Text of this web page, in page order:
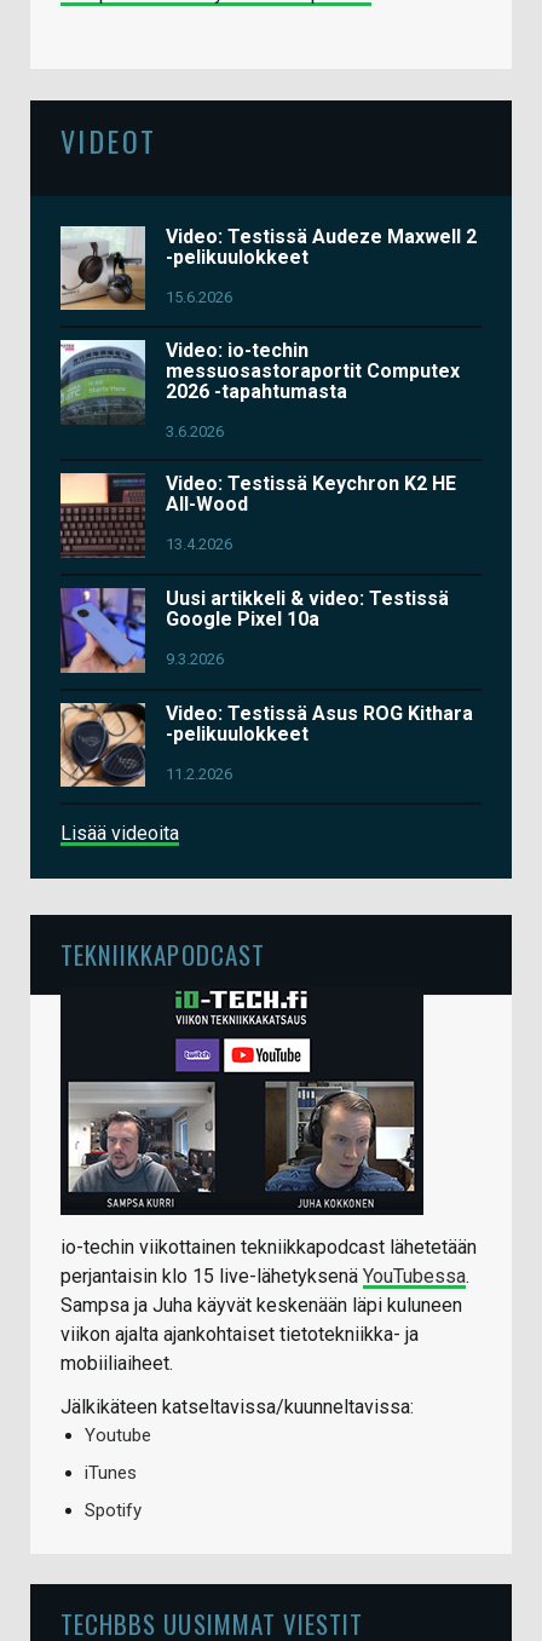
VIDEOT
Video: Testissä Audeze Maxwell 2
-pelikuulokkeet
15.6.2026
Video: io-techin
messuosastoraportit Computex
2026 -tapahtumasta
3.6.2026
Video: Testissä Keychron K2 HE
All-Wood
13.4.2026
Uusi artikkeli & video: Testissä
Google Pixel 10a
9.3.2026
Video: Testissä Asus ROG Kithara
-pelikuulokkeet
11.2.2026
Lisää videoita
TEKNIIKKAPODCAST
io-techin viikottainen tekniikkapodcast lähetetään
perjantaisin klo 15 live-lähetyksenä YouTubessa.
Sampsa ja Juha käyvät keskenään läpi kuluneen
viikon ajalta ajankohtaiset tietotekniikka- ja
mobiiliaiheet.
Jälkikäteen katseltavissa/kuunneltavissa:
Youtube
iTunes
Spotify
TECHBBS UUSIMMAT VIESTIT